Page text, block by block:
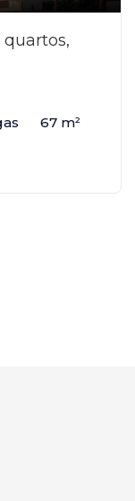
67 m²